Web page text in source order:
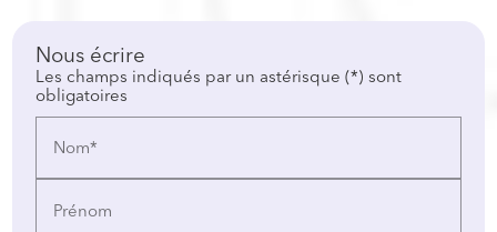
Nous écrire
Les champs indiqués par un astérisque (*) sont
obligatoires
Nom*
Prénom